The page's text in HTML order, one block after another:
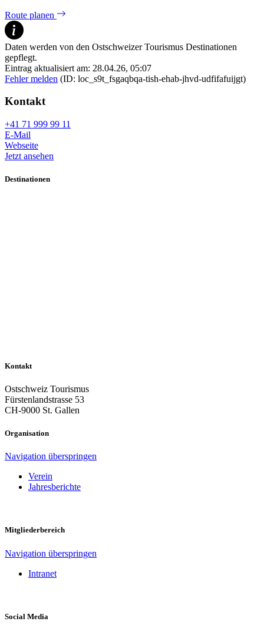
Route planen
Daten werden von den Ostschweizer Tourismus Destinationen
gepflegt.
Eintrag aktualisiert am: 28.04.26, 05:07
Fehler melden (ID: loc_s9t_fsgaqbqa-tish-ehab-jhvd-udfifafuijgt)
Kontakt
+41 71 999 99 11
E-Mail
Webseite
Jetzt ansehen
Destinationen
Kontakt
Ostschweiz Tourismus
Fürstenlandstrasse 53
CH-9000 St. Gallen
Organisation
Navigation überspringen
Verein
Jahresberichte
Mitgliederbereich
Navigation überspringen
Intranet
Social Media